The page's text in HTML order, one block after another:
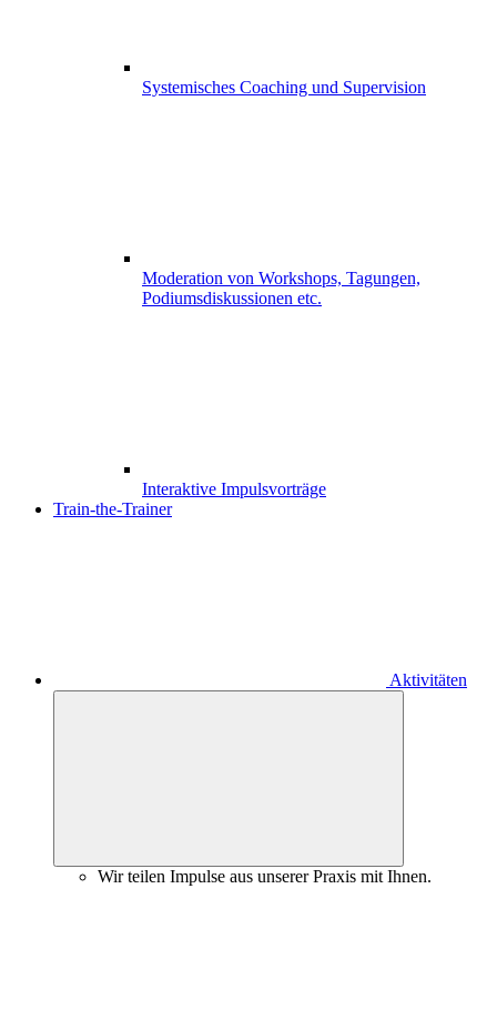
Systemisches Coaching und Supervision
Moderation von Workshops, Tagungen,
Podiumsdiskussionen etc.
Interaktive Impulsvorträge
Train-the-Trainer
Aktivitäten
Wir teilen Impulse aus unserer Praxis mit Ihnen.